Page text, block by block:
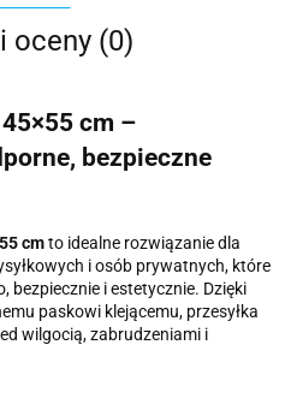
oceny (0)
cm –
bezpieczne
cmto idealne rozwiązanie dla
i osób prywatnych, które
bezpiecznie i estetycznie. Dzięki
paskowi klejącemu, przesyłka
wilgocią, zabrudzeniami i